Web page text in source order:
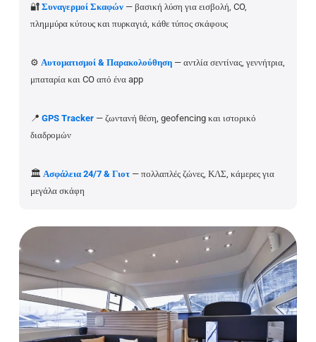
🔐 Συναγερμοί Σκαφών— βασική λύση για εισβολή, CO,
πλημμύρα κύτους και πυρκαγιά, κάθε τύπος σκάφους
⚙️ Αυτοματισμοί & Παρακολούθηση— αντλία σεντίνας, γεννήτρια,
μπαταρία και CO από ένα app
📍 GPS Tracker— ζωντανή θέση, geofencing και ιστορικό
διαδρομών
🏛️ Ασφάλεια 24/7 & Γιοτ— πολλαπλές ζώνες, ΚΛΣ, κάμερες για
μεγάλα σκάφη